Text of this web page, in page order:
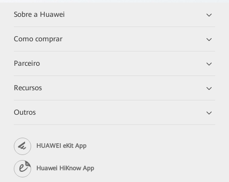
Sobre a Huawei
Como comprar
Parceiro
Recursos
Outros
HUAWEI eKit App
Huawei HiKnow App